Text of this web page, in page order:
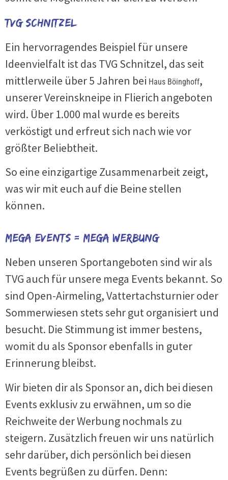
TVG Schnitzel
Ein hervorragendes Beispiel für unsere
Ideenvielfalt ist das TVG Schnitzel, das seit
mittlerweile über 5 Jahren bei Haus Böinghoff,
unserer Vereinskneipe in Flierich angeboten
wird. Über 1.000 mal wurde es bereits
verköstigt und erfreut sich nach wie vor
größter Beliebtheit.
So eine einzigartige Zusammenarbeit zeigt,
was wir mit euch auf die Beine stellen
können.
Mega Events = Mega Werbung
Neben unseren Sportangeboten sind wir als
TVG auch für unsere mega Events bekannt. So
sind Open-Airmeling, Vattertachsturnier oder
Sommerwiesen stets sehr gut organisiert und
besucht. Die Stimmung ist immer bestens,
womit du als Sponsor ebenfalls in guter
Erinnerung bleibst.
Wir bieten dir als Sponsor an, dich bei diesen
Events exklusiv zu erwähnen, um so die
Reichweite der Werbung nochmals zu
steigern. Zusätzlich freuen wir uns natürlich
sehr darüber, dich persönlich bei diesen
Events begrüßen zu dürfen. Denn: